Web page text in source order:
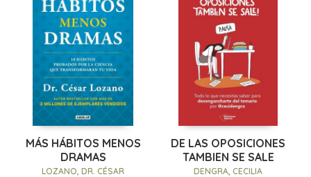
MÁS HÁBITOS MENOS
DRAMAS
LOZANO, DR. CÉSAR
DE LAS OPOSICIONES
TAMBIEN SE SALE
DENGRA, CECILIA